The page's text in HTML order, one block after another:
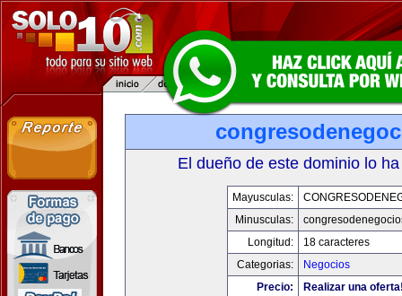
El dueño de este dominio lo
Mayusculas:
Minusculas:
Longitud:
18 caracteres
Categorias:
Negocios
Precio:
Realizar una